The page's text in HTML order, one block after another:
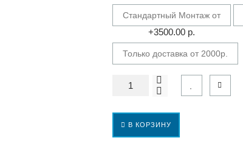
Стандартный Монтаж от
+3500.00 р.
Только доставка от 2000р.
В КОРЗИНУ